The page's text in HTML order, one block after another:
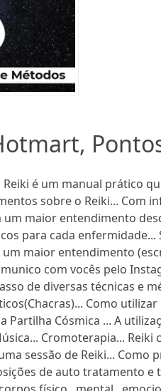
Reiki é um manual prático
sobre o Reiki... Com
maior entendimento
para cada enfermidade...
maior entendimento
com vocês pelo
de diversas técnicas e
Como
Partilha Cósmica ... A
Cromoterapia...
sessão de Reiki... Como
de auto tratamento